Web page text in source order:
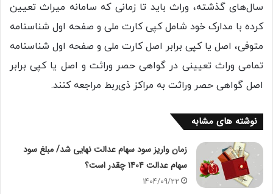
سال‌های گذشته، ‌وراث باید تا زمانی که سامانه میراث تعیین
کرده با مدارک خود شامل کپی کارت ملی و صفحه اول شناسنامه
متوفی، اصل یا کپی برابر اصل کارت ملی و صفحه اول شناسنامه
تمامی وراث تعیینی در گواهی حصر وراثت و اصل یا کپی برابر
اصل گواهی حصر وراثت به مراکز ذی‌ربط مراجعه کنند.
نوشته های مشابه
زمان واریز سود سهام عدالت نهایی شد/ مبلغ سود
سهام عدالت ۱۴۰۴ چقدر است؟
1404/09/22